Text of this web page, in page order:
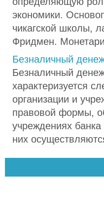
экономики.
чикагской школы,
Фридмен.
Безналичный
Безналичный
характеризуется
организации и
правовой формы,
учреждениях
них